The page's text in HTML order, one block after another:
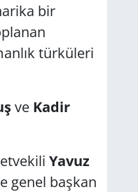
bir
türküleri
ve Kadir
Yavuz
genel başkan